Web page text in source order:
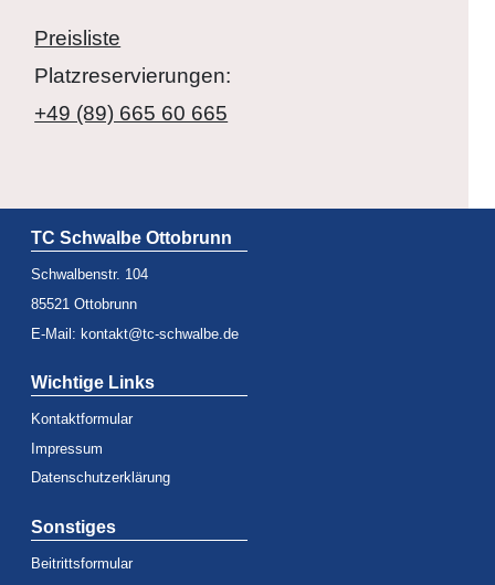
Preisliste
Platzreservierungen:
+49 (89) 665 60 665
TC Schwalbe Ottobrunn
Schwalbenstr. 104
85521 Ottobrunn
E-Mail: kontakt@tc-schwalbe.de
Wichtige Links
Kontaktformular
Impressum
Datenschutzerklärung
Sonstiges
Beitrittsformular